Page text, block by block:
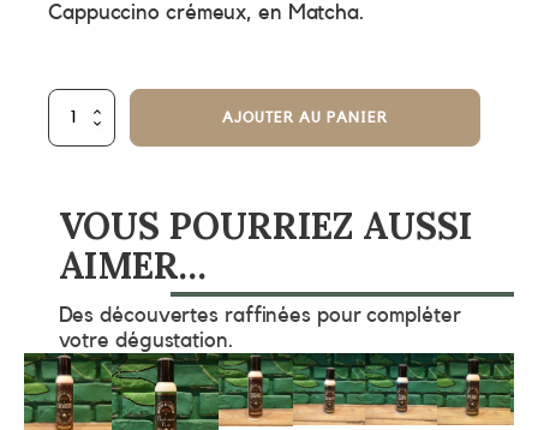
Cappuccino crémeux, en Matcha.
quantité
AJOUTER AU PANIER
VOUS POURRIEZ AUSSI
AIMER…
Des découvertes raffinées pour compléter
votre dégustation.